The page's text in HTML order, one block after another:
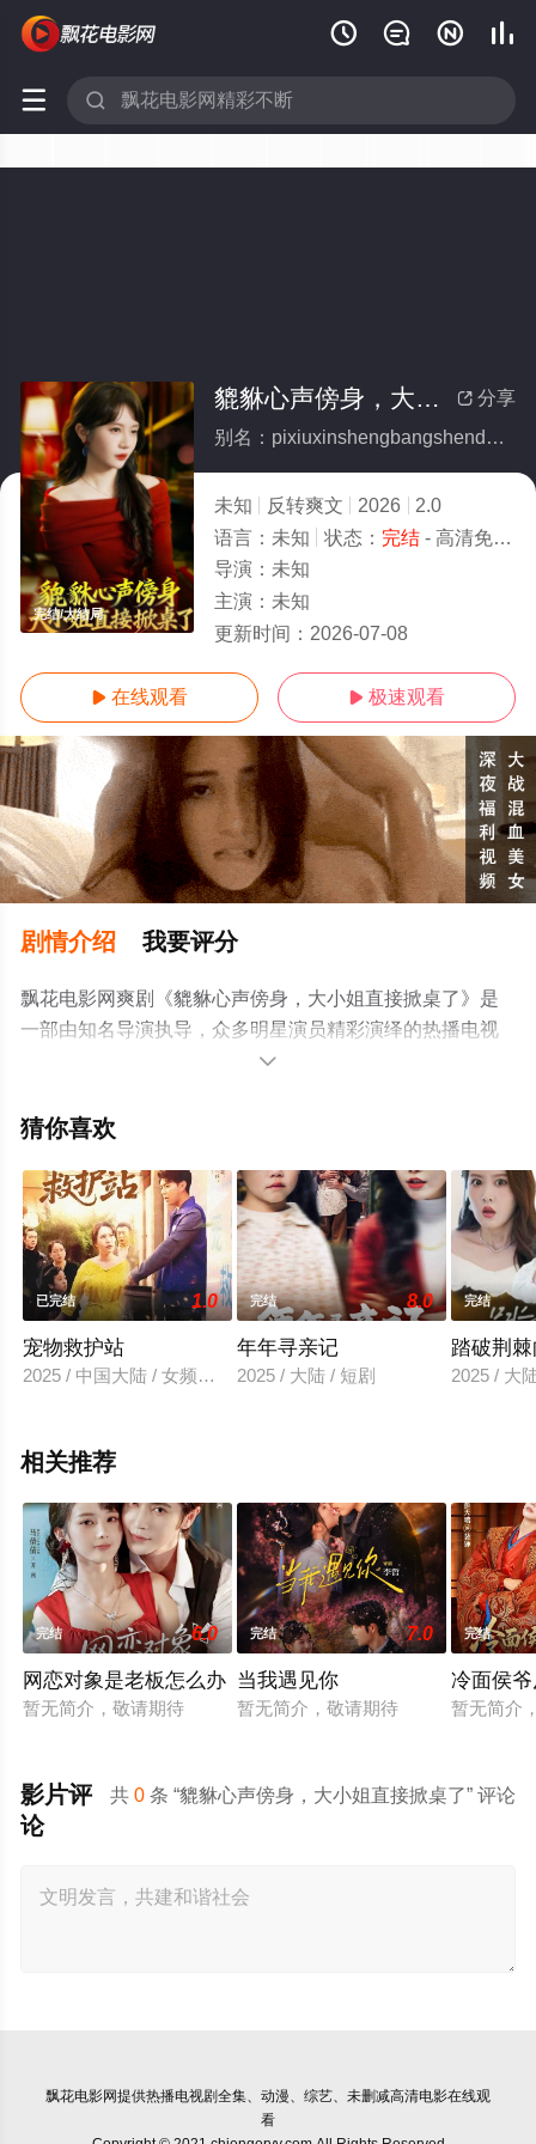
   
 
完结/大结局
 分享
貔貅心声傍身，大小姐直接掀桌了(全集)
别名：pixiuxinshengbangshendaxiaojiezhijiexianzhuoliao
未知 反转爽文 2026
2.0
语言： 未知 状态： 完结- 高清免费在线观看
导演： 未知
主演： 未知
更新时间： 2026-07-08
 在线观看  极速观看
剧情介绍 我要评分
飘花电影网爽剧《貔貅心声傍身，大小姐直接掀桌了》是
一部由知名导演执导，众多明星演员精彩演绎的热播电视
剧，大结局剧情已揭晓（完结），手机免费观看高清无删
瓣电视剧、电视猫或剧情网等平台了解。

猜你喜欢
已完结 1.0
宠物救护站
2025 / 中国大陆 / 女频恋爱,女恋总裁
完结 8.0
年年寻亲记
2025 / 大陆 / 短剧
完结
踏破荆
2025 / 大
相关推荐
完结 6.0
网恋对象是老板怎么办
暂无简介，敬请期待
完结 7.0
当我遇见你
暂无简介，敬请期待
完结
冷面侯
暂无简介
共0 条 “貔貅心声傍身，大小姐直接掀桌了” 评论
影片评
论
飘花电影网提供热播电视剧全集、动漫、综艺、未删减高清电影在线观
看